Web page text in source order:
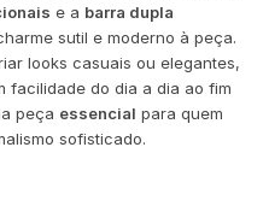
e a barra dupla
sutil e moderno à peça.
looks casuais ou elegantes,
facilidade do dia a dia ao fim
peça essencial para quem
sofisticado.